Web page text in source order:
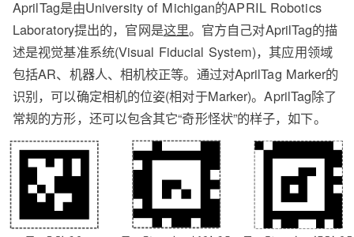
AprilTag是由University of Michigan的APRIL Robotics
Laboratory提出的，官网是这里。官方自己对AprilTag的描
述是视觉基准系统(Visual Fiducial System)，其应用领域
包括AR、机器人、相机校正等。通过对AprilTag Marker的
识别，可以确定相机的位姿(相对于Marker)。AprilTag除了
常规的方形，还可以包含其它“奇形怪状”的样子，如下。